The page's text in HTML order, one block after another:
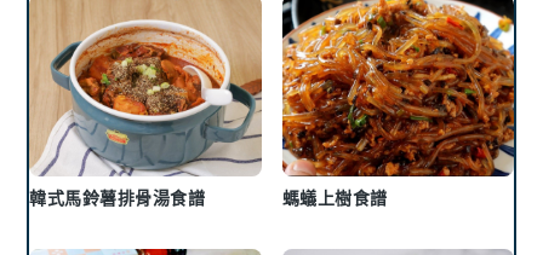
韓式馬鈴薯排骨湯食譜 螞蟻上樹食譜